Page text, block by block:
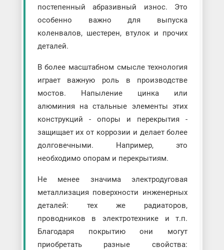
постепенный абразивный износ. Это
особенно важно для выпуска
коленвалов, шестерен, втулок и прочих
деталей.
В более масштабном смысле технология
играет важную роль в производстве
мостов. Напыление цинка или
алюминия на стальные элементы этих
конструкций - опоры и перекрытия -
защищает их от коррозии и делает более
долговечными. Например, это
необходимо опорам и перекрытиям.
Не менее значима электродуговая
металлизация поверхности инженерных
деталей: тех же радиаторов,
проводников в электротехнике и т.п.
Благодаря покрытию они могут
приобретать разные свойства: